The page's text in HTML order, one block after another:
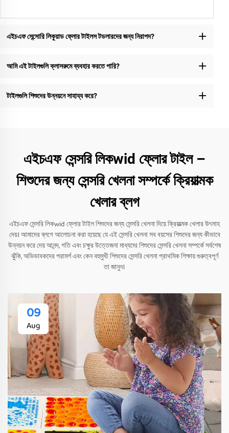
এইচএফ সেন্সোরি লিকুয়াড ফ্লোর টাইলস টডলারদের জন্য নিরাপদ?
আমি এই টাইলগুলি ক্লাসরুমে ব্যবহার করতে পারি?
টাইলগুলি শিশুদের উন্নয়নে সাহায্য করে?
এইচএফ সেন্সরি লিকwid ফ্লোর টাইল –
শিশুদের জন্য সেন্সরি খেলনা সম্পর্কে ক্রিয়াত্মক
খেলার ব্লগ
এইচএফ সেন্সরি লিকwid ফ্লোর টাইল শিশুদের জন্য সেন্সরি খেলনা দিয়ে ক্রিয়াত্মক খেলার উৎসাহ
দেয়। আমাদের ব্লগে আলোচনা করা হয়েছে যে এই সেন্সরি খেলনা সব বয়সের শিশুদের জন্য কীভাবে
উন্নয়ন করে দেয় আনন্দ, গতি এবং চক্ষুর উত্তেজনা মাধ্যমে। শিশুদের সেন্সরি খেলনা সম্পর্কে সর্বশেষ
ঝুঁকি, অভিভাবকদের পরামর্শ এবং কেন বহুমুখী শিশুদের সেন্সরি খেলনা প্রাথমিক শিক্ষায় গুরুত্বপূর্ণ
তা জানুন।
09
Aug